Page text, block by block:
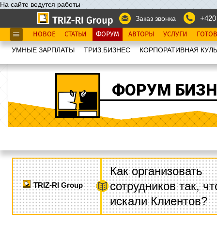
На сайте ведутся работы
Заказ звонка
НОВОЕ СТАТЬИ ФОРУМ АВТОРЫ УСЛУГИ
УМНЫЕ ЗАРПЛАТЫ ТРИЗ.БИЗНЕС КОРПОРАТИВНАЯ
ФОРУМ
TRIZ-RI Group
Как организовать
сотрудников так,
искали Клиентов?